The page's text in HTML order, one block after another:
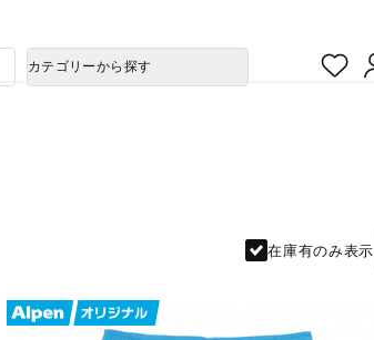
カテゴリーから探す
在庫有のみ表示